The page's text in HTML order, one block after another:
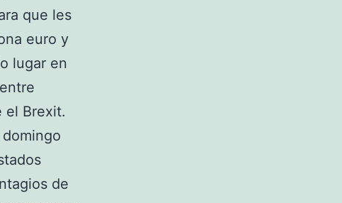
que les
euro y
lugar en
el Brexit.
de